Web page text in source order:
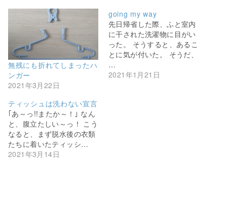
無残にも折れてしまったハ
ンガー
2021年3月22日
going my way
先日帰省した際、ふと室内
に干された洗濯物に目がい
った。 そうすると、あるこ
とに気が付いた。 そうだ、
…
2021年1月21日
ティッシュは洗わない宣言
｢あ～っ!!またか～！｣ なん
と、腹立たしい～っ！ こう
なると、まず脱水後の衣類
たちに着いたティッシ…
2021年3月14日